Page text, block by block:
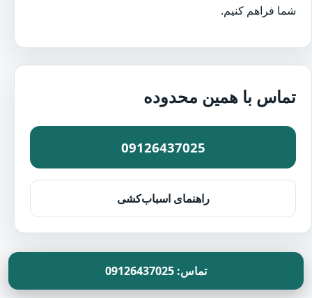
شما فراهم کنیم.
تماس با همین محدوده
09126437025
راهنمای اسباب‌کشی
تماس: 09126437025